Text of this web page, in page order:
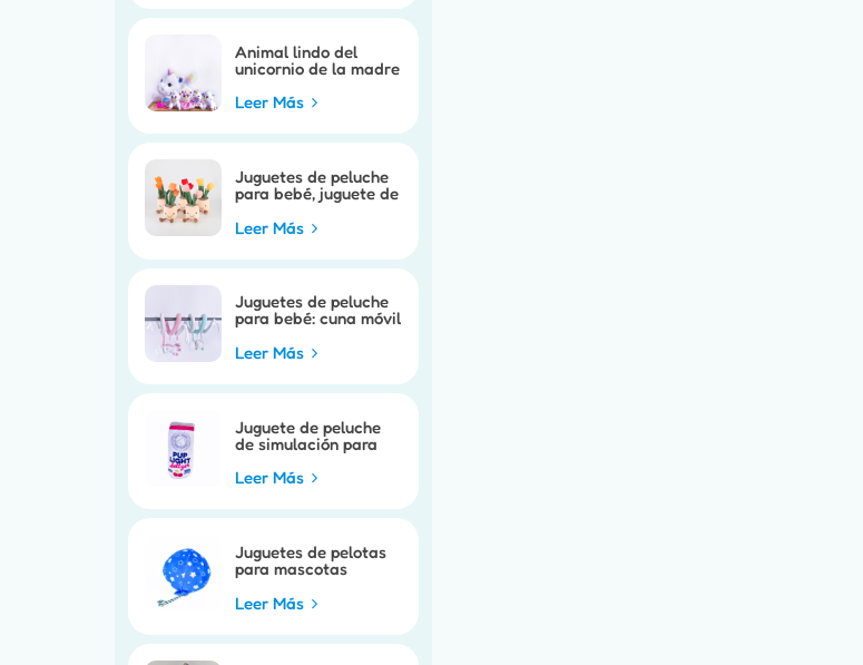
Animal lindo del
unicornio de la madre
calientes
Leer Más
Juguetes de peluche
para bebé, juguete de
marioneta móvil para
cochecito de bebé
Leer Más
Juguetes de peluche
para bebé: cuna móvil
bonito para cuna de
Leer Más
Juguete de peluche
de simulación para
Leer Más
Juguetes de pelotas
para mascotas
Leer Más